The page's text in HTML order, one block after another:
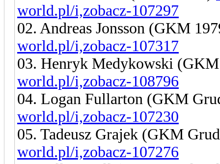
world.pl/i,zobacz-107297
02. Andreas Jonsson (GKM
world.pl/i,zobacz-107317
03. Henryk Medykowski
world.pl/i,zobacz-108796
04. Logan Fullarton (GKM
world.pl/i,zobacz-107230
05. Tadeusz Grajek (GKM
world.pl/i,zobacz-107276